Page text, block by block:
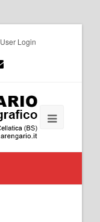
User Login